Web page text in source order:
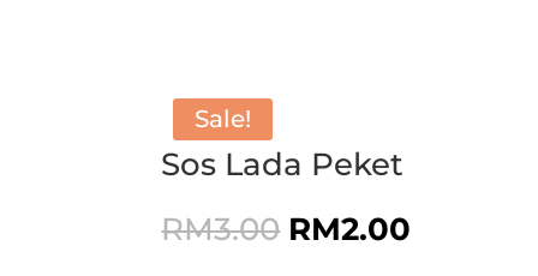
Sale!
Sos Lada Peket
RM3.00 Original
RM2.00